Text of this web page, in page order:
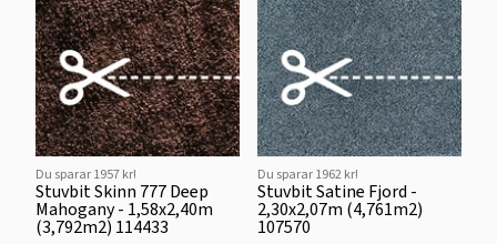
Du sparar 1957 kr!
Stuvbit Skinn 777 Deep
Mahogany - 1,58x2,40m
(3,792m2) 114433
Du sparar 1962 kr!
Stuvbit Satine Fjord -
2,30x2,07m (4,761m2)
107570